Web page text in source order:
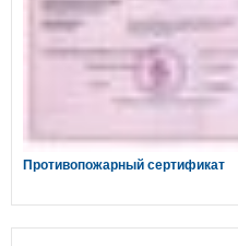
Противопожарный сертификат